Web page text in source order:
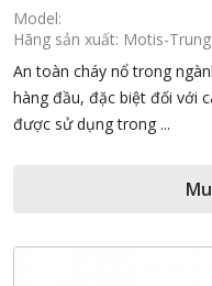
Model:
Hãng sản xuất: Motis-
An toàn cháy nổ trong
hàng đầu, đặc biệt đối với
được sử dụng trong ...